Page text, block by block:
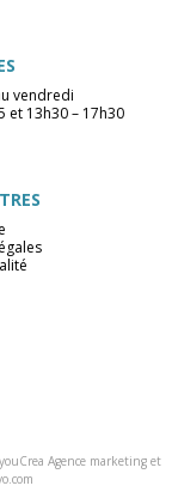
vendredi
et 13h30 – 17h30
Agence marketing et